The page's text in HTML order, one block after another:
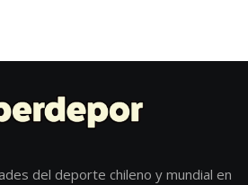
del deporte chileno y mundial en